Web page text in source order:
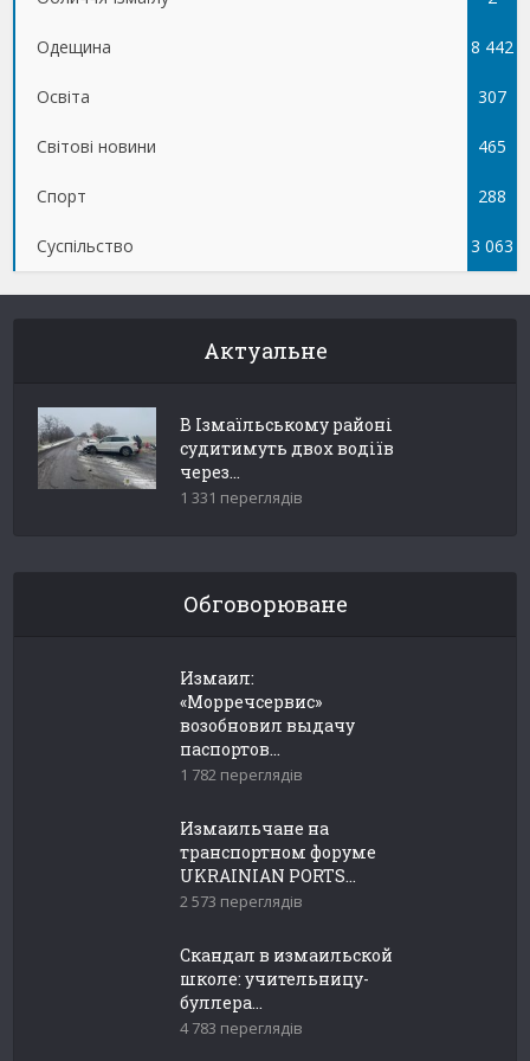
Одещина 8 442
Освіта 307
Світові новини 465
Спорт 288
Суспільство 3 063
Актуальне
В Ізмаїльському районі
судитимуть двох водіїв
через...
1 331 переглядів
Обговорюване
Измаил:
«Морречсервис»
возобновил выдачу
паспортов...
1 782 переглядів
Измаильчане на
транспортном форуме
UKRAINIAN PORTS...
2 573 переглядів
Скандал в измаильской
школе: учительницу-
буллера...
4 783 переглядів